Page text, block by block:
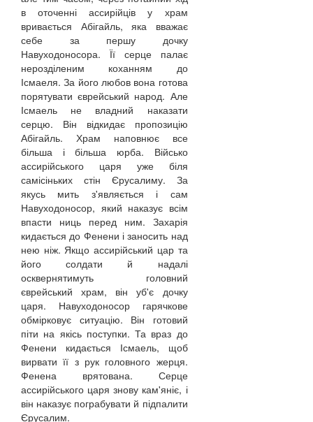
в оточенні ассирійців у храм
вривається Абігайль, яка вважає
себе за першу дочку
Навуходоносора. Її серце палає
нерозділеним коханням до
Ісмаеля. За його любов вона готова
порятувати єврейський народ. Але
Ісмаель не владний наказати
серцю. Він відкидає пропозицію
Абігайль. Храм наповнює все
більша і більша юрба. Військо
ассирійського царя уже біля
самісіньких стін Єрусалиму. За
якусь мить з'являється і сам
Навуходоносор, який наказує всім
впасти ниць перед ним. Захарія
кидається до Фенени і заносить над
нею ніж. Якщо ассирійський цар та
його солдати й надалі
осквернятимуть головний
єврейський храм, він уб'є дочку
царя. Навуходоносор гарячкове
обмірковує ситуацію. Він готовий
піти на якісь поступки. Та враз до
Фенени кидається Ісмаель, щоб
вирвати її з рук головного жерця.
Фенена врятована. Серце
ассирійського царя знову кам'яніє, і
він наказує пограбувати й підпалити
Єрусалим.